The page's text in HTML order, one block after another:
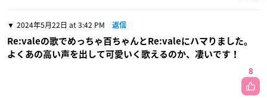
2024年5月22日 at 3:42 PM 返信
Re:valeの歌でめっちゃ百ちゃんとRe:valeにハマりました。
よくあの高い声を出して可愛いく歌えるのか、凄いです！
8